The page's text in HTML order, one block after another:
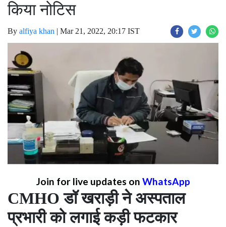
किया नोटिस
By alfiya khan | Mar 21, 2022, 20:17 IST
Join for live updates on WhatsApp
CMHO डॉ खराड़ी ने अस्पताल
प्रभारी को लगाई कड़ी फटकार